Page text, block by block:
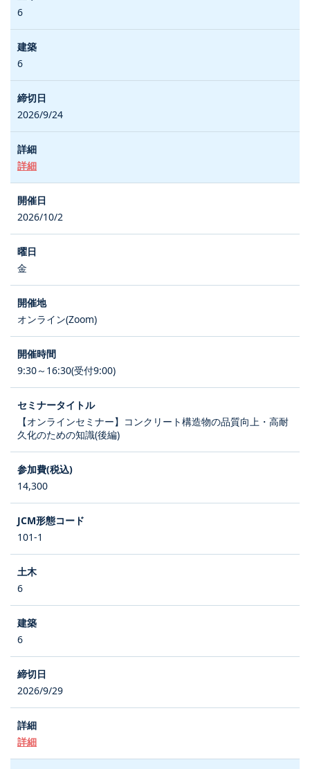
6
6
2026/9/24
詳細
2026/10/2
金
オンライン(Zoom)
9:30～16:30(受付9:00)
【オンラインセミナー】コンクリート構造物の品質向上・高耐
久化のための知識(後編)
14,300
101-1
6
6
2026/9/29
詳細